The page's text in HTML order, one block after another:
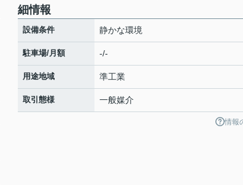
細情報
設備条件 静かな環境
駐車場/月額 -/-
用途地域 準工業
取引態様 一般媒介
情報